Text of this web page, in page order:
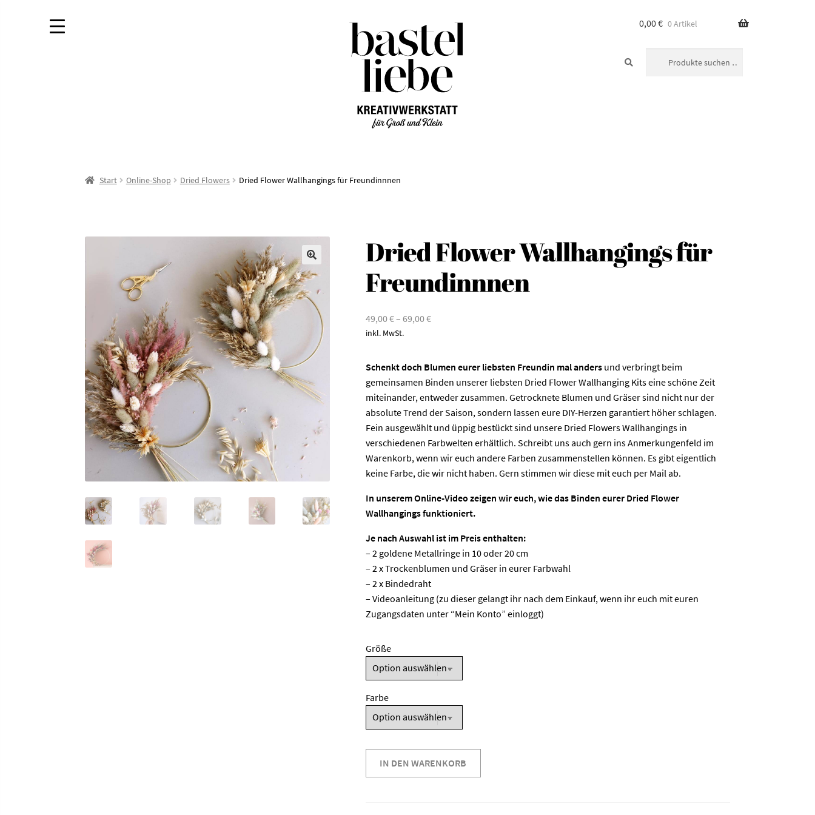
Navigation
springen
Zum
Inhalt
springen
0,00€ 0 Artikel
Start Online-Shop Dried Flowers Dried Flower Wallhangings für Freundinnnen
Dried Flower Wallhangings für
Freundinnnen
49,00€– 69,00€
inkl. MwSt.
Schenkt doch Blumen eurer liebsten Freundin mal andersund verbringt beim
gemeinsamen Binden unserer liebsten Dried Flower Wallhanging Kits eine schöne Zeit
miteinander, entweder zusammen. Getrocknete Blumen und Gräser sind nicht nur der
absolute Trend der Saison, sondern lassen eure DIY-Herzen garantiert höher schlagen.
Fein ausgewählt und üppig bestückt sind unsere Dried Flowers Wallhangings in
verschiedenen Farbwelten erhältlich. Schreibt uns auch gern ins Anmerkungenfeld im
Warenkorb, wenn wir euch andere Farben zusammenstellen können. Es gibt eigentlich
keine Farbe, die wir nicht haben. Gern stimmen wir diese mit euch per Mail ab.
In unserem Online-Video zeigen wir euch, wie das Binden eurer Dried Flower
Wallhangings funktioniert.
Je nach Auswahl ist im Preis enthalten:
– 2 goldene Metallringe in 10 oder 20 cm
– 2 x Trockenblumen und Gräser in eurer Farbwahl
– 2 x Bindedraht
– Videoanleitung (zu dieser gelangt ihr nach dem Einkauf, wenn ihr euch mit euren
Zugangsdaten unter “Mein Konto” einloggt)
Größe
Farbe
Flower
IN DEN WARENKORB